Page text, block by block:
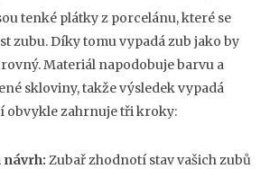
tenké plátky z porcelánu, které se
zubu. Díky tomu vypadá zub jako by
Materiál napodobuje barvu a
skloviny, takže výsledek vypadá
obvykle zahrnuje tři kroky:
návrh: Zubař zhodnotí stav vašich zubů